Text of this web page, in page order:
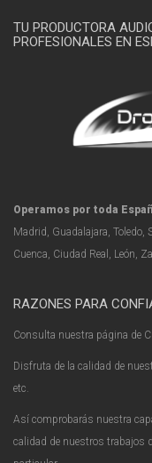
TU PRODUCTORA
PROFESIONALES EN
Operamos por toda
Madrid, Guadalajara, Toledo,
Cuenca, Ciudad Real, León,
RAZONES PARA
Consulta nuestra página de
Disfruta de la calidad de
etc.
Así comprobarás nuestra
calidad de nuestros trabajos